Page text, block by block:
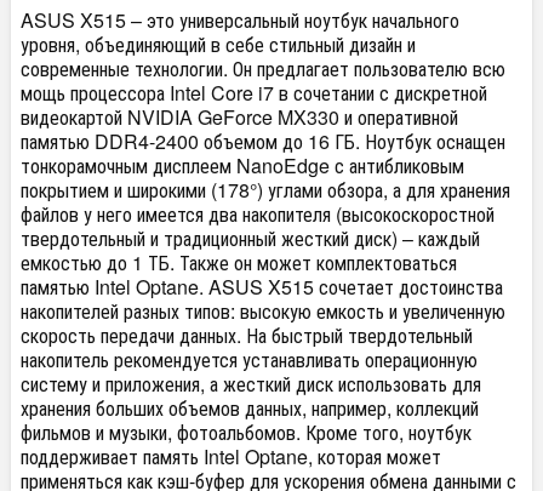
ASUS X515 – это универсальный ноутбук начального
уровня, объединяющий в себе стильный дизайн и
современные технологии. Он предлагает пользователю всю
мощь процессора Intel Core i7 в сочетании с дискретной
видеокартой NVIDIA GeForce MX330 и оперативной
памятью DDR4-2400 объемом до 16 ГБ. Ноутбук оснащен
тонкорамочным дисплеем NanoEdge с антибликовым
покрытием и широкими (178°) углами обзора, а для хранения
файлов у него имеется два накопителя (высокоскоростной
твердотельный и традиционный жесткий диск) – каждый
емкостью до 1 ТБ. Также он может комплектоваться
памятью Intel Optane. ASUS X515 сочетает достоинства
накопителей разных типов: высокую емкость и увеличенную
скорость передачи данных. На быстрый твердотельный
накопитель рекомендуется устанавливать операционную
систему и приложения, а жесткий диск использовать для
хранения больших объемов данных, например, коллекций
фильмов и музыки, фотоальбомов. Кроме того, ноутбук
поддерживает память Intel Optane, которая может
применяться как кэш-буфер для ускорения обмена данными с